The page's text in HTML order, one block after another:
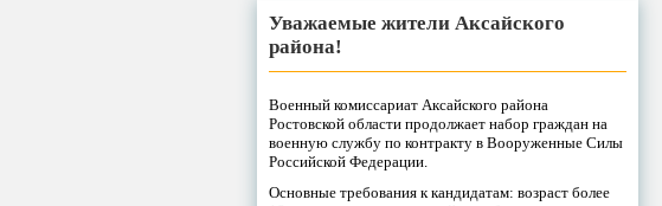
Уважаемые жители Аксайского
района!
Военный комиссариат Аксайского района
Ростовской области продолжает набор граждан на
военную службу по контракту в Вооруженные Силы
Российской Федерации.
Основные требования к кандидатам: возраст более